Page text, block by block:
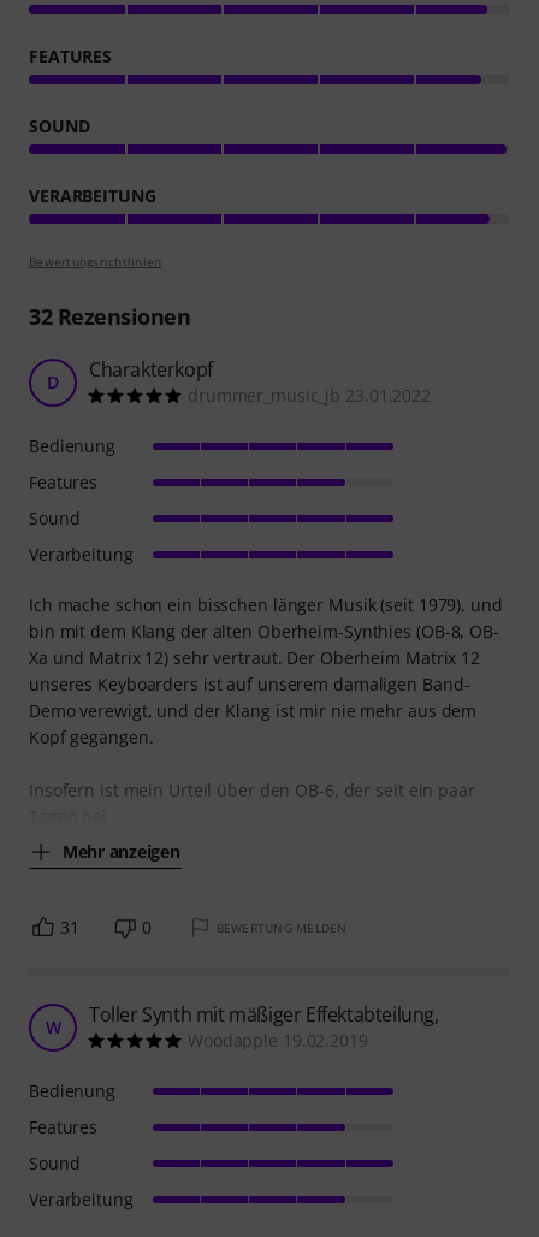
FEATURES
SOUND
VERARBEITUNG
Bewertungsrichtlinien
32Rezensionen
D Charakterkopf
drummer_music_jb 23.01.2022
Ich mache schon ein bisschen länger Musik (seit 1979), und
bin mit dem Klang der alten Oberheim-Synthies (OB-8, OB-
Xa und Matrix 12) sehr vertraut. Der Oberheim Matrix 12
unseres Keyboarders ist auf unserem damaligen Band-
Demo verewigt, und der Klang ist mir nie mehr aus dem
Kopf gegangen.
Insofern ist mein Urteil über den OB-6, der seit ein paar
Mehr anzeigen
Bedienung
Features
Sound
Verarbeitung
31 0 BEWERTUNG MELDEN
W Toller Synth mit mäßiger Effektabteilung,
Woodapple 19.02.2019
Bedienung
Features
Sound
Verarbeitung